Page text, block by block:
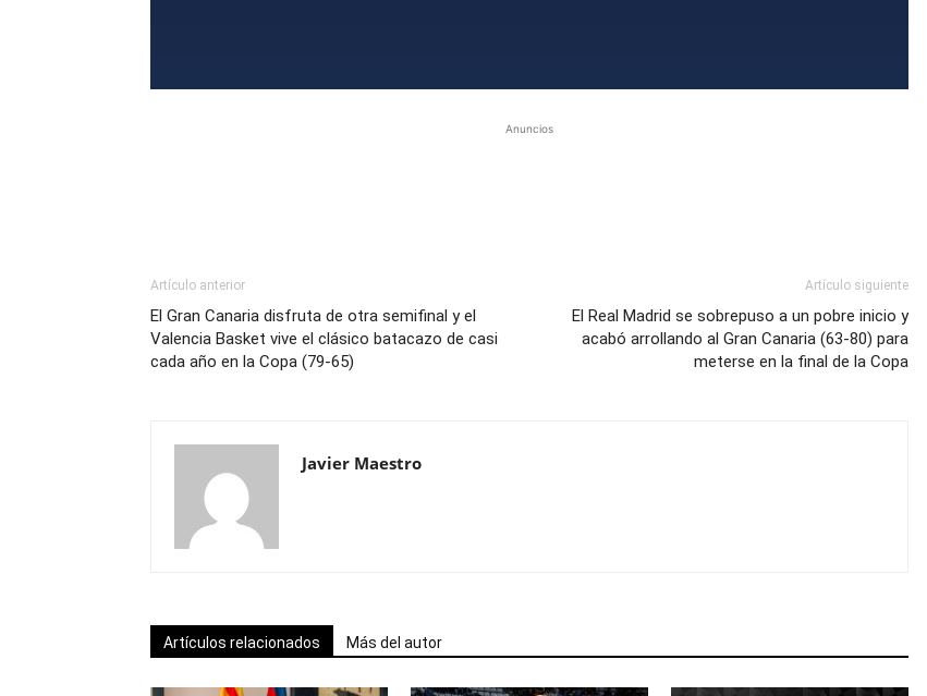
Anuncios
Artículo anterior
El Gran Canaria disfruta de otra semifinal y el
Valencia Basket vive el clásico batacazo de casi
cada año en la Copa (79-65)
Artículo siguiente
El Real Madrid se sobrepuso a un pobre inicio y
acabó arrollando al Gran Canaria (63-80) para
meterse en la final de la Copa
Javier Maestro
Artículos relacionados Más del autor